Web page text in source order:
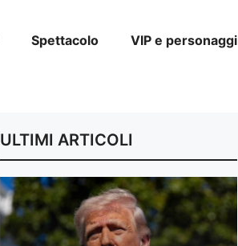
Spettacolo VIP e personaggi
ULTIMI ARTICOLI